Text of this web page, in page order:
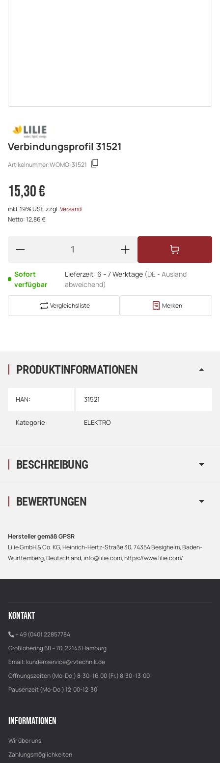
Verbindungsprofil 31521
Artikelnummer:WOMO-31521
15,30 €
inkl. 19% USt. zzgl.Versand
Netto: 12,86 €
Sofort
verfügbar
Lieferzeit: 6 - 7 Werktage (DE - Ausland
abweichend)
Vergleichsliste Merken
PRODUKTINFORMATIONEN
HAN: 31521
Kategorie: ELEKTRO
BESCHREIBUNG
BEWERTUNGEN
Hersteller gemäß GPSR
Lilie GmbH & Co. KG, Heinrich-Hertz-Straße 30, 74354 Besigheim, Baden-
Württemberg, Deutschland, info@lilie.com, https://www.lilie.com/
KONTAKT
+ 49 (040) 22857784
Großlohering 68 – 70, 22143 Hamburg
Email: kundenservice@rvtechnik.de
Öffnungszeiten (Mo-Do.) 8:30–16:00 (Fr.) 8:30–13:00
Pausenzeit (Mo-Do.) 12:00-12:30
INFORMATIONEN
Wir über uns
Zahlungsmöglichkeiten